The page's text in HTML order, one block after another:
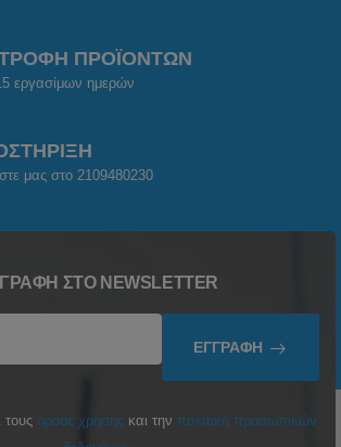
ΠΡΟΪΟΝΤΩΝ
εργασίμων ημερών
μας στο 2109480230
ΣΤΟ NEWSLETTER
ΕΓΓΡΑΦΉ
τους όρους χρήσης και την πολιτική προσωπικών